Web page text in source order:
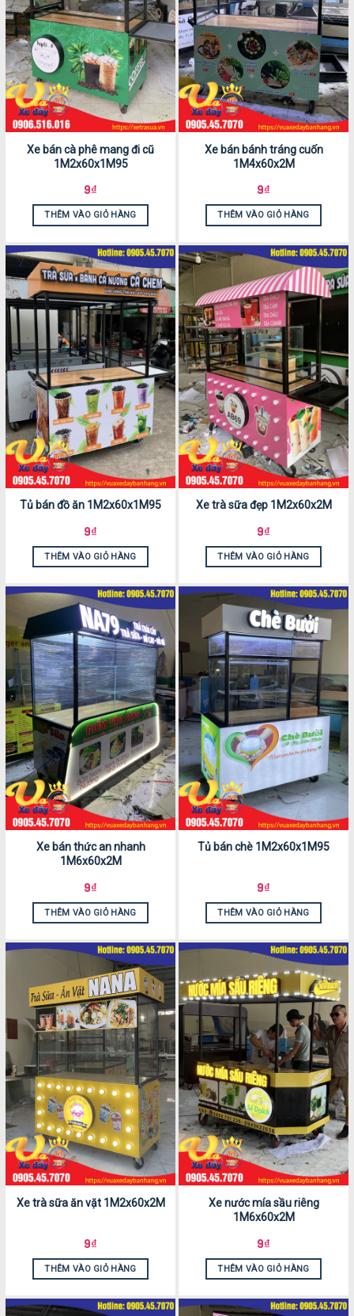
Xe bán cà phê mang đi cũ
1M2x60x1M95
9₫
THÊM VÀO GIỎ HÀNG
Xe bán bánh tráng cuốn
1M4x60x2M
9₫
THÊM VÀO GIỎ HÀNG
Tủ bán đồ ăn 1M2x60x1M95
9₫
THÊM VÀO GIỎ HÀNG
Xe trà sữa đẹp 1M2x60x2M
9₫
THÊM VÀO GIỎ HÀNG
Xe bán thức an nhanh
1M6x60x2M
9₫
THÊM VÀO GIỎ HÀNG
Tủ bán chè 1M2x60x1M95
9₫
THÊM VÀO GIỎ HÀNG
Xe trà sữa ăn vặt 1M2x60x2M
9₫
THÊM VÀO GIỎ HÀNG
Xe nước mía sầu riêng
1M6x60x2M
9₫
THÊM VÀO GIỎ HÀNG